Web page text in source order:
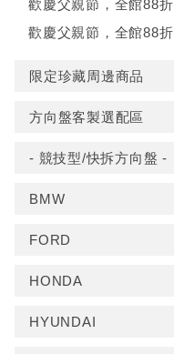
歡慶父親節，全館88折
歡慶父親節，全館88折
限定珍藏周邊商品
方向盤客製選配區
- 競技型/快拆方向盤 -
BMW
FORD
HONDA
HYUNDAI